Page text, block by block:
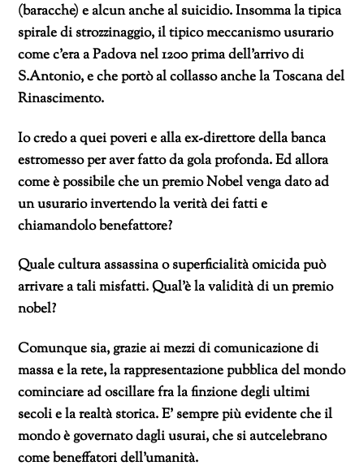
(baracche) e alcun anche al suicidio. Insomma la tipica
spirale di strozzinaggio, il tipico meccanismo usurario
come c’era a Padova nel 1200 prima dell’arrivo di
S.Antonio, e che portò al collasso anche la Toscana del
Rinascimento.
Io credo a quei poveri e alla ex-direttore della banca
estromesso per aver fatto da gola profonda. Ed allora
come è possibile che un premio Nobel venga dato ad
un usurario invertendo la verità dei fatti e
chiamandolo benefattore?
Quale cultura assassina o superficialità omicida può
arrivare a tali misfatti. Qual’è la validità di un premio
nobel?
Comunque sia, grazie ai mezzi di comunicazione di
massa e la rete, la rappresentazione pubblica del mondo
cominciare ad oscillare fra la finzione degli ultimi
secoli e la realtà storica. E’ sempre più evidente che il
mondo è governato dagli usurai, che si autcelebrano
come beneffatori dell’umanità.